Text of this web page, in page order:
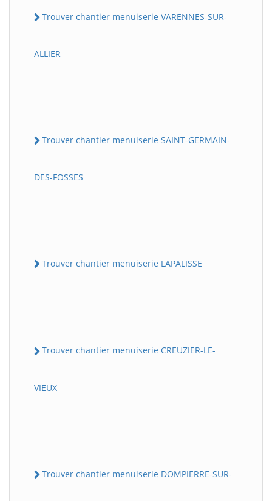
Trouver chantier menuiserie VARENNES-SUR-
ALLIER
Trouver chantier menuiserie SAINT-GERMAIN-
DES-FOSSES
Trouver chantier menuiserie LAPALISSE
Trouver chantier menuiserie CREUZIER-LE-
VIEUX
Trouver chantier menuiserie DOMPIERRE-SUR-